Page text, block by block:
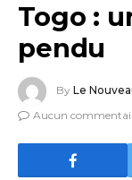
Togo :
pendu
By Le
Aucun